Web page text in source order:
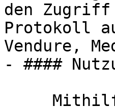
den Zugriff
Protokoll
Vendure,
- ####